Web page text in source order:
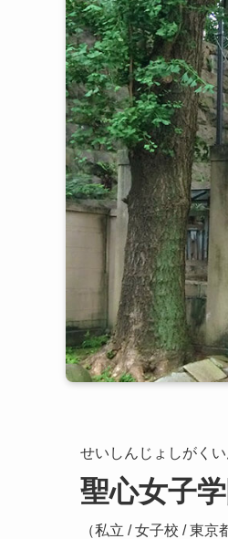
せいしんじょしがく
聖心女子
（私立 / 女子校 / 東京